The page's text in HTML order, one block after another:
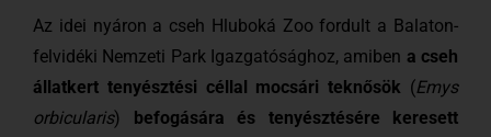
Az idei nyáron a cseh Hluboká Zoo fordult a Balaton-
felvidéki Nemzeti Park Igazgatósághoz, amiben a cseh
állatkert tenyésztési céllal mocsári teknősök (Emys
orbicularis)
befogására és tenyésztésére keresett